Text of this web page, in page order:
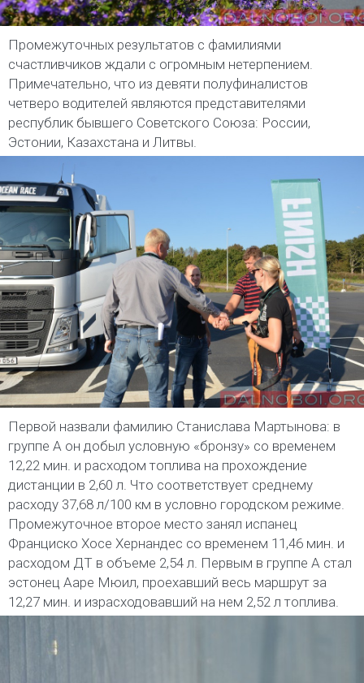
Промежуточных результатов с фамилиями
счастливчиков ждали с огромным нетерпением.
Примечательно, что из девяти полуфиналистов
четверо водителей являются представителями
республик бывшего Советского Союза: России,
Эстонии, Казахстана и Литвы.
Первой назвали фамилию Станислава Мартынова: в
группе А он добыл условную «бронзу» со временем
12,22 мин. и расходом топлива на прохождение
дистанции в 2,60 л. Что соответствует среднему
расходу 37,68 л/100 км в условно городском режиме.
Промежуточное второе место занял испанец
Франциско Хосе Хернандес со временем 11,46 мин. и
расходом ДТ в объеме 2,54 л. Первым в группе А стал
эстонец Ааре Мюил, проехавший весь маршрут за
12,27 мин. и израсходовавший на нем 2,52 л топлива.